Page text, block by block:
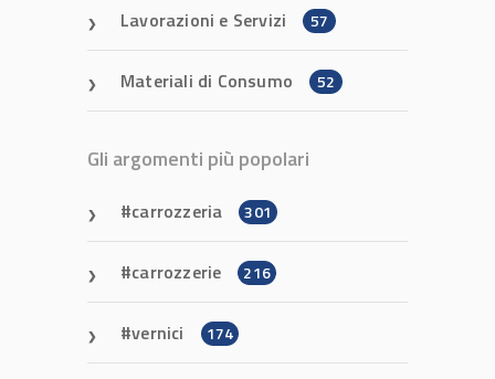
Lavorazioni e Servizi 57
Materiali di Consumo 52
Gli argomenti più popolari
carrozzeria 301
carrozzerie 216
vernici 174